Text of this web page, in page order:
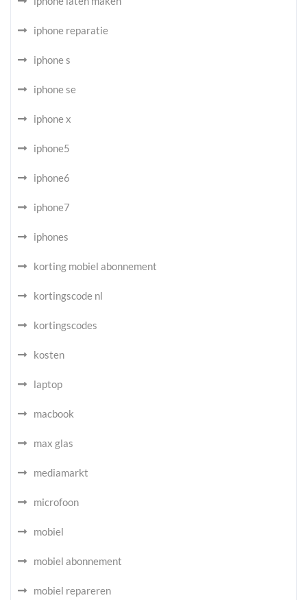
iphone reparatie
iphone s
iphone se
iphone x
iphone5
iphone6
iphone7
iphones
korting mobiel abonnement
kortingscode nl
kortingscodes
kosten
laptop
macbook
max glas
mediamarkt
microfoon
mobiel
mobiel abonnement
mobiel repareren